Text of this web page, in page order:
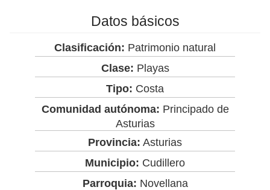
Datos básicos
Clasificación: Patrimonio natural
Clase: Playas
Tipo: Costa
Comunidad autónoma: Principado de
Asturias
Provincia: Asturias
Municipio: Cudillero
Parroquia: Novellana